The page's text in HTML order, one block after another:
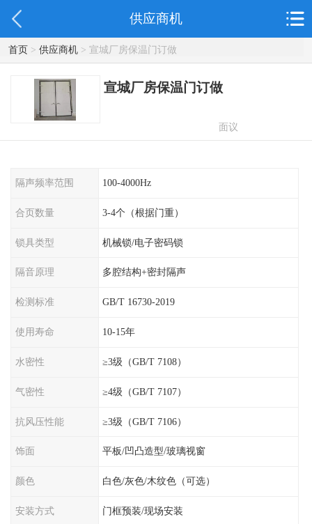
供应商机
首页> 供应商机> 宣城厂房保温门订做
宣城厂房保温门订做
面议
隔声频率范围 100-4000Hz
合页数量 3-4个（根据门重）
锁具类型 机械锁/电子密码锁
隔音原理 多腔结构+密封隔声
检测标准 GB/T 16730-2019
使用寿命 10-15年
水密性 ≥3级（GB/T 7108）
气密性 ≥4级（GB/T 7107）
抗风压性能 ≥3级（GB/T 7106）
饰面 平板/凹凸造型/玻璃视窗
颜色 白色/灰色/木纹色（可选）
安装方式 门框预装/现场安装